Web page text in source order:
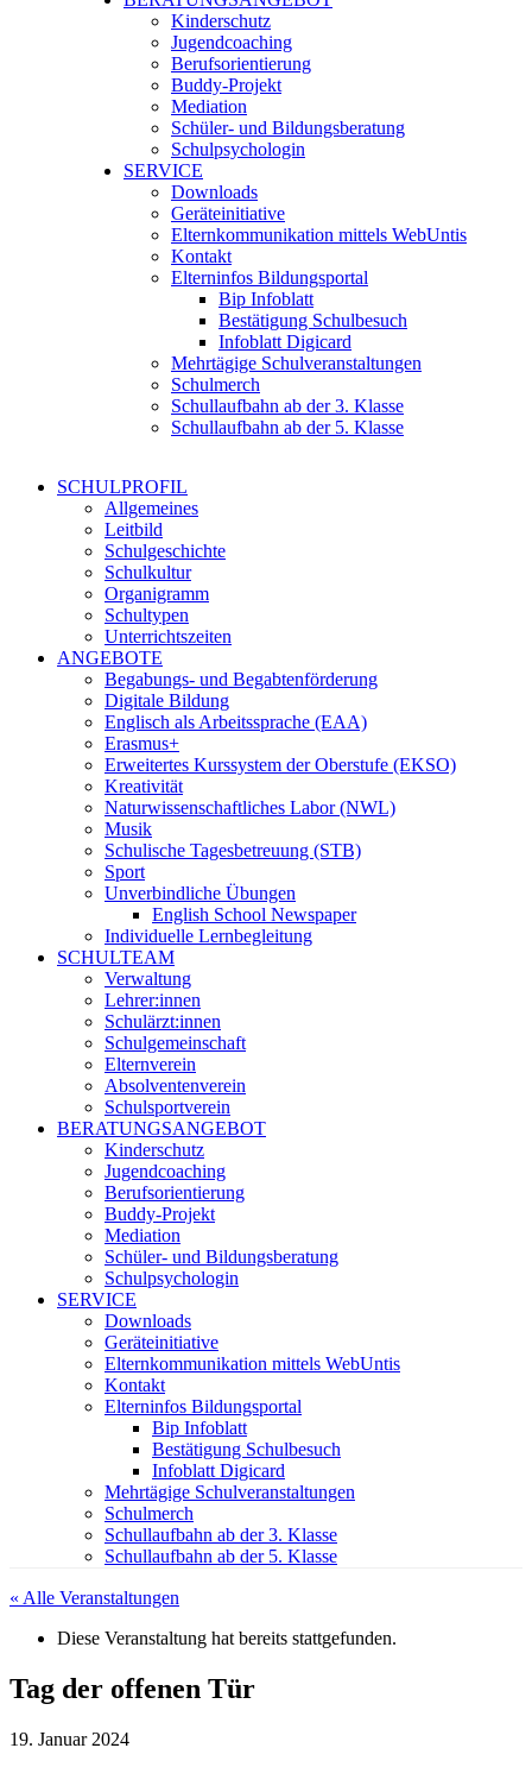
Kinderschutz
Jugendcoaching
Berufsorientierung
Buddy-Projekt
Mediation
Schüler- und Bildungsberatung
Schulpsychologin
SERVICE
Downloads
Geräteinitiative
Elternkommunikation mittels WebUntis
Kontakt
Elterninfos Bildungsportal
Bip Infoblatt
Bestätigung Schulbesuch
Infoblatt Digicard
Mehrtägige Schulveranstaltungen
Schulmerch
Schullaufbahn ab der 3. Klasse
Schullaufbahn ab der 5. Klasse
SCHULPROFIL
Allgemeines
Leitbild
Schulgeschichte
Schulkultur
Organigramm
Schultypen
Unterrichtszeiten
ANGEBOTE
Begabungs- und Begabtenförderung
Digitale Bildung
Englisch als Arbeitssprache (EAA)
Erasmus+
Erweitertes Kurssystem der Oberstufe (EKSO)
Kreativität
Naturwissenschaftliches Labor (NWL)
Musik
Schulische Tagesbetreuung (STB)
Sport
Unverbindliche Übungen
English School Newspaper
Individuelle Lernbegleitung
SCHULTEAM
Verwaltung
Lehrer:innen
Schulärzt:innen
Schulgemeinschaft
Elternverein
Absolventenverein
Schulsportverein
BERATUNGSANGEBOT
Kinderschutz
Jugendcoaching
Berufsorientierung
Buddy-Projekt
Mediation
Schüler- und Bildungsberatung
Schulpsychologin
SERVICE
Downloads
Geräteinitiative
Elternkommunikation mittels WebUntis
Kontakt
Elterninfos Bildungsportal
Bip Infoblatt
Bestätigung Schulbesuch
Infoblatt Digicard
Mehrtägige Schulveranstaltungen
Schulmerch
Schullaufbahn ab der 3. Klasse
Schullaufbahn ab der 5. Klasse
« Alle Veranstaltungen
Diese Veranstaltung hat bereits stattgefunden.
Tag der offenen Tür
19. Januar 2024